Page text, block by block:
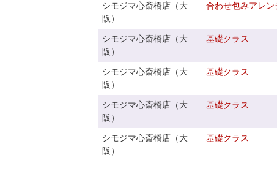
シモジマ心斎橋店（大
阪）
合わせ包みアレン
シモジマ心斎橋店（大
阪）
基礎クラス
シモジマ心斎橋店（大
阪）
基礎クラス
シモジマ心斎橋店（大
阪）
基礎クラス
シモジマ心斎橋店（大
阪）
基礎クラス